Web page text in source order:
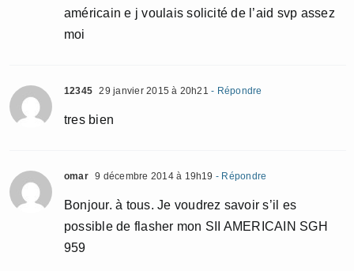
américain e j voulais solicité de l’aid svp assez
moi
12345 29 janvier 2015 à 20h21 - Répondre
tres bien
omar 9 décembre 2014 à 19h19 - Répondre
Bonjour. à tous. Je voudrez savoir s’il es
possible de flasher mon SII AMERICAIN SGH
959